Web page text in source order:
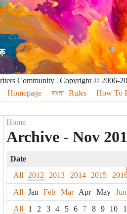
Community | Copyright © 2006-
Homepage
বাংলা Rules How To
Home
Archive - Nov
Date
All
2012 2013 2014 2015
All
Jan Feb Mar Apr May
Jun
All
1 2 3 4 5 6 7 8 9 10